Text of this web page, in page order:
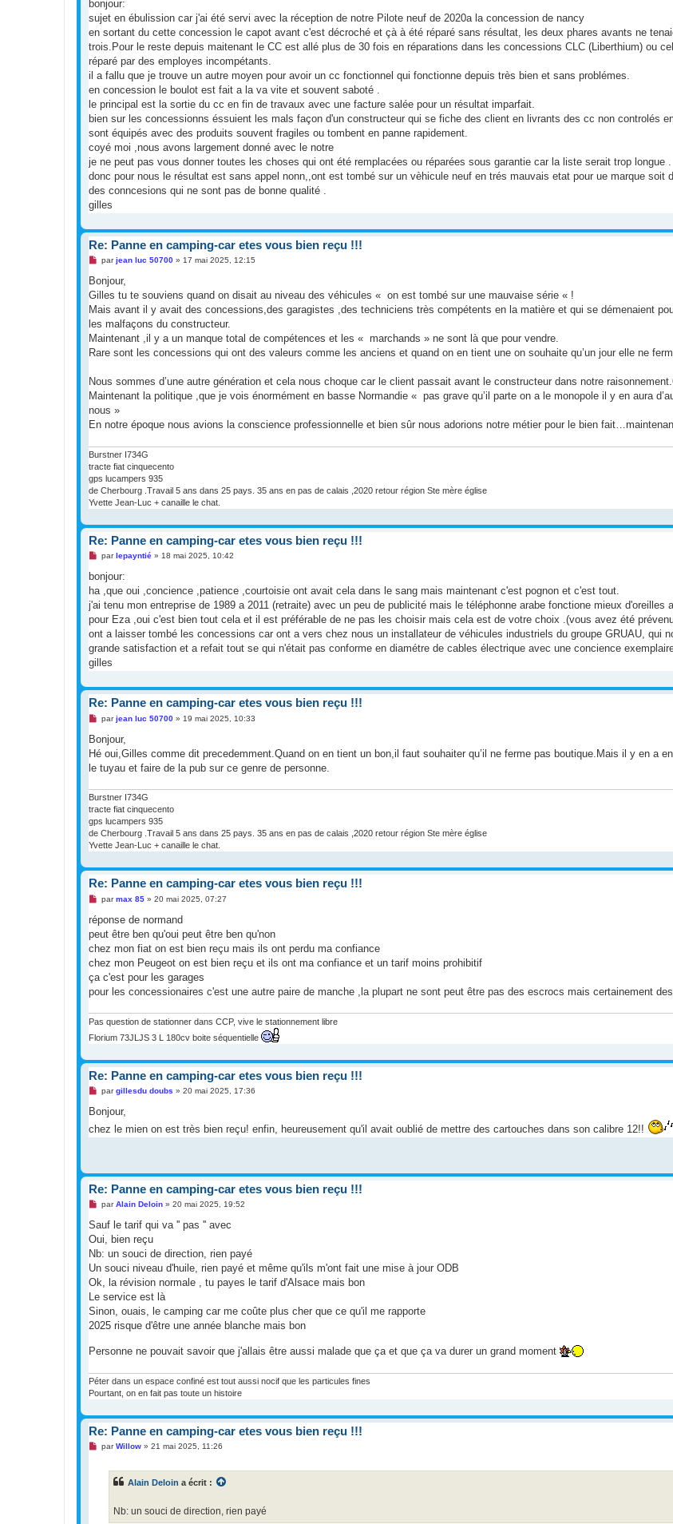
a
g
n
o
n
l
u
bonjour:
sujet en ébulission car j'ai été servi avec la réception de notre Pilote neuf de 2020a la concession de nancy
en sortant du cette concession le capot avant c'est décroché et çà à été réparé sans résultat, les deux phares avants ne
trois.Pour le reste depuis maitenant le CC est allé plus de 30 fois en réparations dans les concessions CLC (Liberthium) ou
réparé par des employes incompétants.
il a fallu que je trouve un autre moyen pour avoir un cc fonctionnel qui fonctionne depuis très bien et sans problémes.
en concession le boulot est fait a la va vite et souvent saboté .
le principal est la sortie du cc en fin de travaux avec une facture salée pour un résultat imparfait.
bien sur les concessionns éssuient les mals façon d'un constructeur qui se fiche des client en livrants des cc non controlés
sont équipés avec des produits souvent fragiles ou tombent en panne rapidement.
coyé moi ,nous avons largement donné avec le notre
je ne peut pas vous donner toutes les choses qui ont été remplacées ou réparées sous garantie car la liste serait trop longue .
donc pour nous le résultat est sans appel nonn,,ont est tombé sur un vèhicule neuf en trés mauvais etat pour ue marque soit
des conncesions qui ne sont pas de bonne qualité .
gilles
Re: Panne en camping-car etes vous bien reçu !!!
M
s
a
g
n
o
l
parjean luc 50700» 17 mai 2025, 12:15
Bonjour,
Gilles tu te souviens quand on disait au niveau des véhicules « on est tombé sur une mauvaise série « !
Mais avant il y avait des concessions,des garagistes ,des techniciens très compétents en la matière et qui se démenaient
les malfaçons du constructeur.
Maintenant ,il y a un manque total de compétences et les « marchands » ne sont là que pour vendre.
Rare sont les concessions qui ont des valeurs comme les anciens et quand on en tient une on souhaite qu’un jour elle ne
Nous sommes d’une autre génération et cela nous choque car le client passait avant le constructeur dans notre
Maintenant la politique ,que je vois énormément en basse Normandie « pas grave qu’il parte on a le monopole il y en aura
nous »
En notre époque nous avions la conscience professionnelle et bien sûr nous adorions notre métier pour le bien
Burstner I734G
tracte fiat cinquecento
gps lucampers 935
de Cherbourg .Travail 5 ans dans 25 pays. 35 ans en pas de calais ,2020 retour région Ste mère église
Yvette Jean-Luc + canaille le chat.
Re: Panne en camping-car etes vous bien reçu !!!
M
s
a
g
n
o
l
u
parlepayntié» 18 mai 2025, 10:42
bonjour:
ha ,que oui ,concience ,patience ,courtoisie ont avait cela dans le sang mais maintenant c'est pognon et c'est tout.
j'ai tenu mon entreprise de 1989 a 2011 (retraite) avec un peu de publicité mais le téléphonne arabe fonctione mieux d'oreilles
pour Eza ,oui c'est bien tout cela et il est préférable de ne pas les choisir mais cela est de votre choix .(vous avez été
ont a laisser tombé les concessions car ont a vers chez nous un installateur de véhicules industriels du groupe GRUAU, qui
grande satisfaction et a refait tout se qui n'était pas conforme en diamétre de cables électrique avec une concience
gilles
Re: Panne en camping-car etes vous bien reçu !!!
M
s
a
g
o
l
u
parjean luc 50700» 19 mai 2025, 10:33
Bonjour,
Hé oui,Gilles comme dit precedemment.Quand on en tient un bon,il faut souhaiter qu’il ne ferme pas boutique.Mais il y en a
le tuyau et faire de la pub sur ce genre de personne.
Burstner I734G
tracte fiat cinquecento
gps lucampers 935
de Cherbourg .Travail 5 ans dans 25 pays. 35 ans en pas de calais ,2020 retour région Ste mère église
Yvette Jean-Luc + canaille le chat.
Re: Panne en camping-car etes vous bien reçu !!!
M
s
s
a
g
n
o
l
parmax 85» 20 mai 2025, 07:27
réponse de normand
peut être ben qu'oui peut être ben qu'non
chez mon fiat on est bien reçu mais ils ont perdu ma confiance
chez mon Peugeot on est bien reçu et ils ont ma confiance et un tarif moins prohibitif
ça c'est pour les garages
pour les concessionaires c'est une autre paire de manche ,la plupart ne sont peut être pas des escrocs mais certainement
Pas question de stationner dans CCP, vive le stationnement libre
Florium 73JLJS 3 L 180cv boite séquentielle
Re: Panne en camping-car etes vous bien reçu !!!
M
s
a
g
n
l
u
pargillesdu doubs » 20 mai 2025, 17:36
Bonjour,
chez le mien on est très bien reçu! enfin, heureusement qu'il avait oublié de mettre des cartouches dans son calibre 12!!
Re: Panne en camping-car etes vous bien reçu !!!
M
s
a
g
n
o
l
u
parAlain Deloin» 20 mai 2025, 19:52
Sauf le tarif qui va '' pas '' avec
Oui, bien reçu
Nb: un souci de direction, rien payé
Un souci niveau d'huile, rien payé et même qu'ils m'ont fait une mise à jour ODB
Ok, la révision normale , tu payes le tarif d'Alsace mais bon
Le service est là
Sinon, ouais, le camping car me coûte plus cher que ce qu'il me rapporte
2025 risque d'être une année blanche mais bon
Personne ne pouvait savoir que j'allais être aussi malade que ça et que ça va durer un grand moment
Péter dans un espace confiné est tout aussi nocif que les particules fines
Pourtant, on en fait pas toute un histoire
Re: Panne en camping-car etes vous bien reçu !!!
MparWillow» 21 mai 2025, 11:26
Alain Deloin a écrit :
Nb: un souci de direction, rien payé